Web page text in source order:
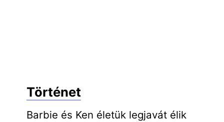
Történet
Barbie és Ken életük legjavát élik